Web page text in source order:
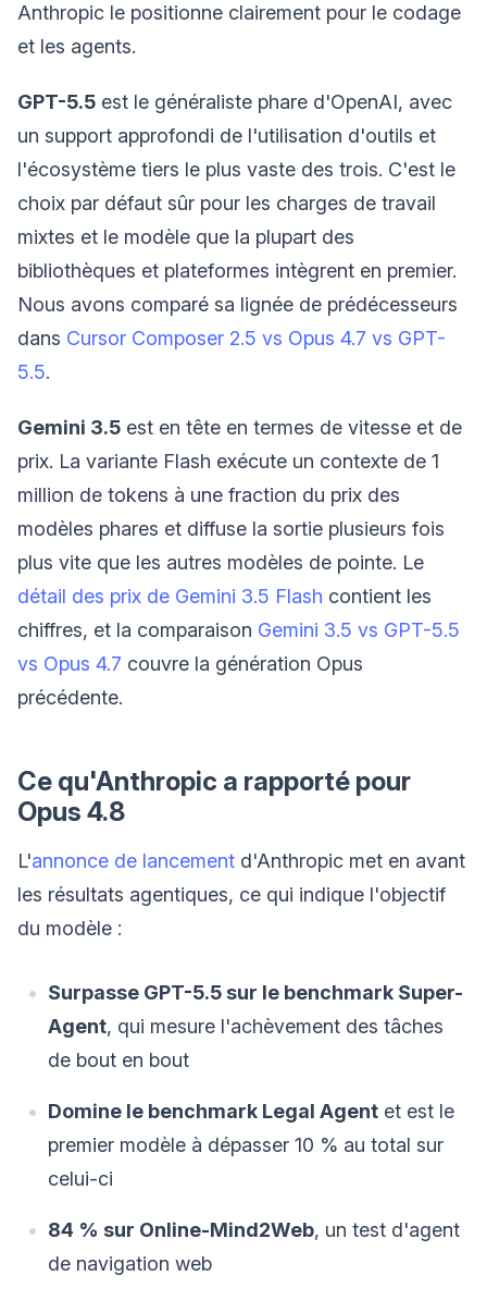
Anthropic le positionne clairement pour le codage
et les agents.
GPT-5.5 est le généraliste phare d'OpenAI, avec
un support approfondi de l'utilisation d'outils et
l'écosystème tiers le plus vaste des trois. C'est le
choix par défaut sûr pour les charges de travail
mixtes et le modèle que la plupart des
bibliothèques et plateformes intègrent en premier.
Nous avons comparé sa lignée de prédécesseurs
dans Cursor Composer 2.5 vs Opus 4.7 vs GPT-
5.5.
Gemini 3.5 est en tête en termes de vitesse et de
prix. La variante Flash exécute un contexte de 1
million de tokens à une fraction du prix des
modèles phares et diffuse la sortie plusieurs fois
plus vite que les autres modèles de pointe. Le
détail des prix de Gemini 3.5 Flash contient les
chiffres, et la comparaison Gemini 3.5 vs GPT-5.5
vs Opus 4.7 couvre la génération Opus
précédente.
Ce qu'Anthropic a rapporté pour
Opus 4.8
L'annonce de lancement d'Anthropic met en avant
les résultats agentiques, ce qui indique l'objectif
du modèle :
Surpasse GPT-5.5 sur le benchmark Super-
Agent, qui mesure l'achèvement des tâches
de bout en bout
Domine le benchmark Legal Agent et est le
premier modèle à dépasser 10 % au total sur
celui-ci
84 % sur Online-Mind2Web, un test d'agent
de navigation web